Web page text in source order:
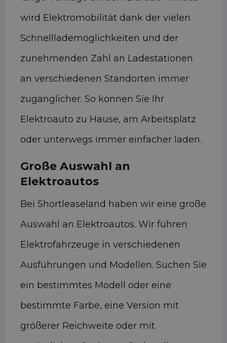
wird Elektromobilität dank der vielen
Schnelllademöglichkeiten und der
zunehmenden Zahl an Ladestationen
an verschiedenen Standorten immer
zugänglicher. So können Sie Ihr
Elektroauto zu Hause, am Arbeitsplatz
oder unterwegs immer einfacher laden.
Große Auswahl an
Elektroautos
Bei Shortleaseland haben wir eine große
Auswahl an Elektroautos. Wir führen
Elektrofahrzeuge in verschiedenen
Ausführungen und Modellen. Suchen Sie
ein bestimmtes Modell oder eine
bestimmte Farbe, eine Version mit
größerer Reichweite oder mit